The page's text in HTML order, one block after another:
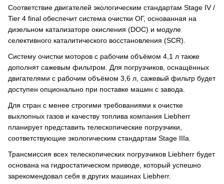
Соответствие двигателей экологическим стандартам Stage IV /
Tier 4 final обеспечит система очистки ОГ, основанная на
дизельном катализаторе окисления (DOC) и модуле
селективного каталитического восстановления (SCR).
Систему очистки моторов с рабочим объёмом 4,1 л также
дополнят сажевым фильтром. Для погрузчиков, оснащённых
двигателями с рабочим объёмом 3,6 л, сажевый фильтр будет
доступен опционально при поставке машин с завода.
Для стран с менее строгими требованиями к очистке
выхлопных газов и качеству топлива компания Liebherr
планирует представить телескопические погрузчики,
соответствующие экологическим стандартам Stage IIIa.
Трансмиссия всех телескопических погрузчиков Liebherr будет
основана на гидростатическом приводе, который успешно
зарекомендовал себя в других машинах Liebherr.